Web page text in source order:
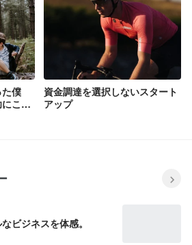
僕
こだ
資金調達を選択しないスタート
アップ
ビジネスを体感。